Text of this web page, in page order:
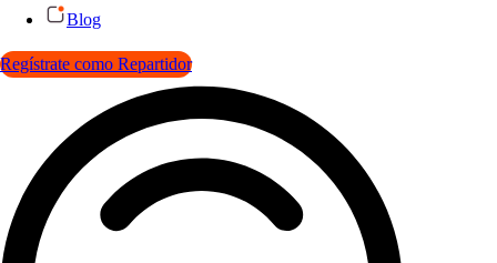
Blog
Regístrate como Repartidor